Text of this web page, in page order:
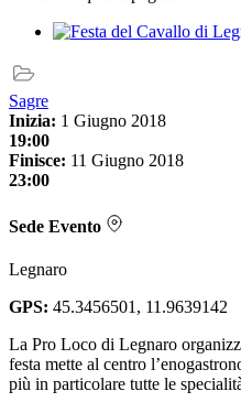
Sagre
Inizia: 1 Giugno 2018
19:00
Finisce: 11 Giugno 2018
23:00
Sede Evento
Legnaro
GPS: 45.3456501, 11.9639142
La Pro Loco di Legnaro
festa mette al centro
più in particolare tutte le